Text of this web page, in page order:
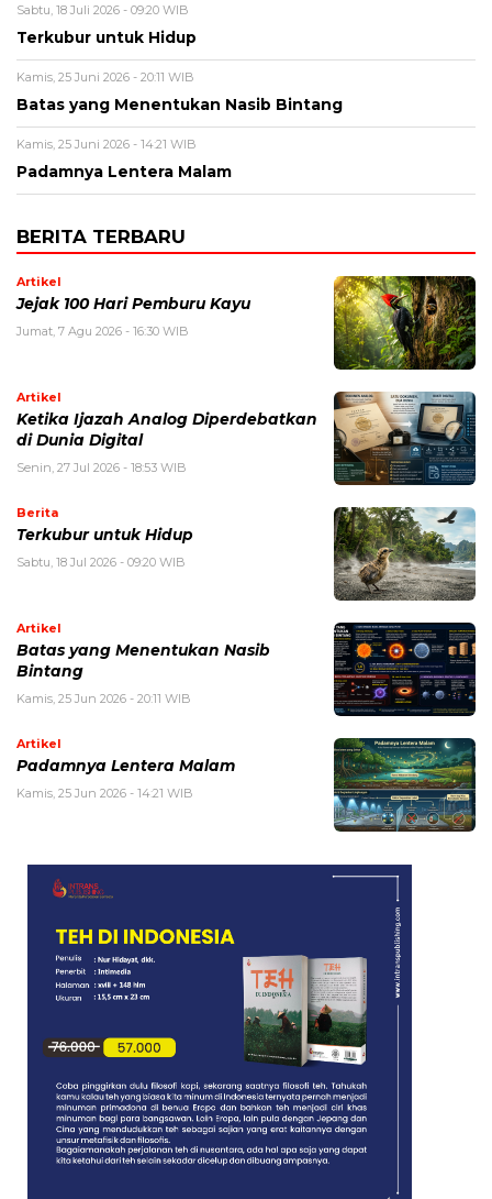
Sabtu, 18 Juli 2026 - 09:20 WIB
Terkubur untuk Hidup
Kamis, 25 Juni 2026 - 20:11 WIB
Batas yang Menentukan Nasib Bintang
Kamis, 25 Juni 2026 - 14:21 WIB
Padamnya Lentera Malam
BERITA TERBARU
Artikel
Jejak 100 Hari Pemburu Kayu
Jumat, 7 Agu 2026 - 16:30 WIB
Artikel
Ketika Ijazah Analog Diperdebatkan
di Dunia Digital
Senin, 27 Jul 2026 - 18:53 WIB
Berita
Terkubur untuk Hidup
Sabtu, 18 Jul 2026 - 09:20 WIB
Artikel
Batas yang Menentukan Nasib
Bintang
Kamis, 25 Jun 2026 - 20:11 WIB
Artikel
Padamnya Lentera Malam
Kamis, 25 Jun 2026 - 14:21 WIB